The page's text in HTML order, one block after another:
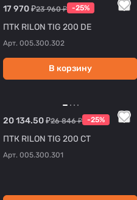
17 970 ₽23 960 ₽ -25%
ПТК RILON TIG 200 DE
Арт. 005.300.302
В корзину
20 134.50 ₽26 846 ₽ -25%
ПТК RILON TIG 200 CT
Арт. 005.300.301